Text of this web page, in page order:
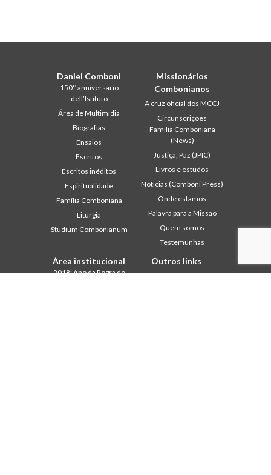
Daniel Comboni
150° anniversario
dell’Istituto
Área de Multimídia
Biografias
Ensaios
Escritos
Escritos inéditos
Espiritualidade
Família Comboniana
Liturgia
Studium Combonianum
Missionários
Combonianos
A cruz oficial dos MCCJ
Circunscrições
Familia Comboniana
(News)
Justiça, Paz (JPIC)
Livros e estudos
Notícias (Comboni Press)
Onde estamos
Palavra para a Missão
Quem somos
Testemunhas
Área institucional
2018: Ano da Regra de
Outros links
Contacte-nos